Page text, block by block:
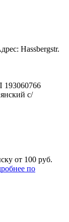
Hassbergstr.
193060766
с/
от 100 руб.
по